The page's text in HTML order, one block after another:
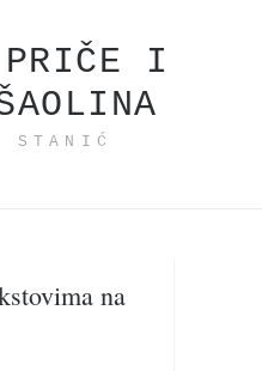
PRIČE I
STANIĆ
na